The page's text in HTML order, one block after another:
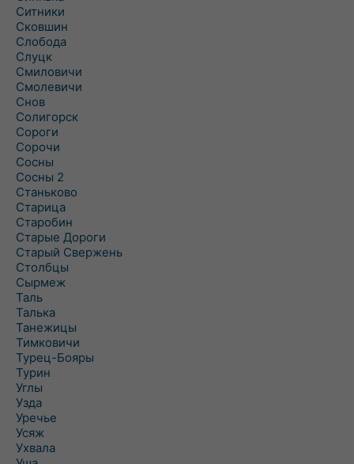
Ситники
Сковшин
Слобода
Слуцк
Смиловичи
Смолевичи
Снов
Солигорск
Сороги
Сорочи
Сосны
Сосны 2
Станьково
Старица
Старобин
Старые Дороги
Старый Свержень
Столбцы
Сырмеж
Таль
Талька
Танежицы
Тимковичи
Турец-Бояры
Турин
Углы
Узда
Уречье
Усяж
Ухвала